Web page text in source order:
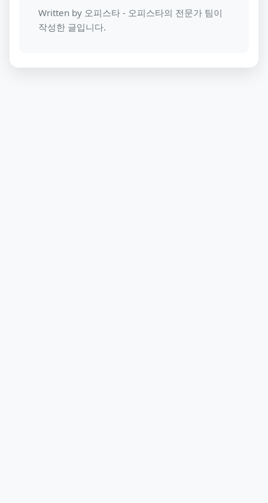
Written by 오피스타 - 오피스타의 전문가 팀이
작성한 글입니다.